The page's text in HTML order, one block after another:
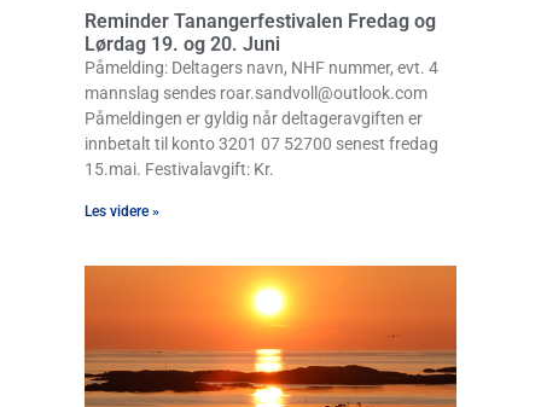
Reminder Tanangerfestivalen Fredag og
Lørdag 19. og 20. Juni
Påmelding: Deltagers navn, NHF nummer, evt. 4
mannslag sendes roar.sandvoll@outlook.com
Påmeldingen er gyldig når deltageravgiften er
innbetalt til konto 3201 07 52700 senest fredag
15.mai. Festivalavgift: Kr.
Les videre »